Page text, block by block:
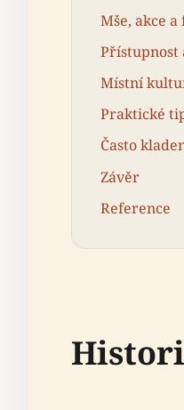
Mše, akce
Přístupnost
Místní
Praktické
Často
Závěr
Reference